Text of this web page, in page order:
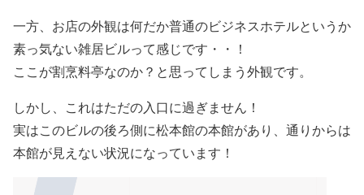
一方、 お店の外観は何だか普通のビジネスホテルというか
素っ気ない雑居ビルって感じです・・！
ここが割烹料亭なのか？ と思ってしまう外観です。
しかし、これはただの入口に過ぎません！
実はこのビルの後ろ側に松本館の本館があり 、通りからは
本館が見えない状況になっています！